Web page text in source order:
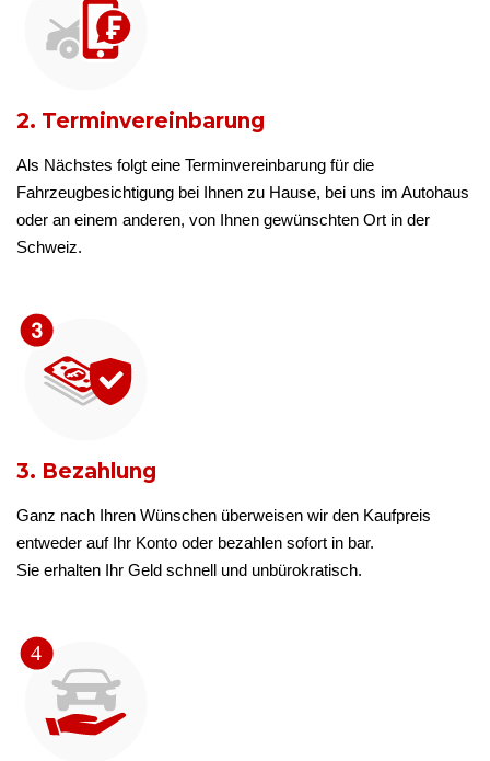
2. Terminvereinbarung
Als Nächstes folgt eine Terminvereinbarung für die
Fahrzeugbesichtigung bei Ihnen zu Hause, bei uns im Autohaus
oder an einem anderen, von Ihnen gewünschten Ort in der
Schweiz.
3. Bezahlung
Ganz nach Ihren Wünschen überweisen wir den Kaufpreis
entweder auf Ihr Konto oder bezahlen sofort in bar.
Sie erhalten Ihr Geld schnell und unbürokratisch.